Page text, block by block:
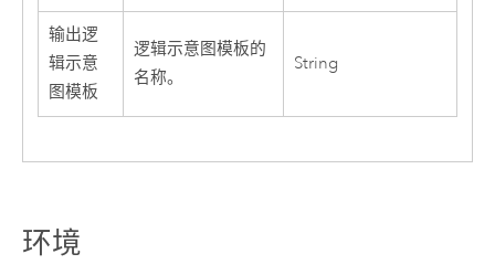
输出逻
辑示意
图模板
逻辑示意图模板的
名称。
String
环境